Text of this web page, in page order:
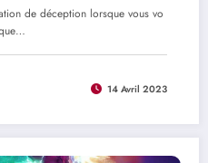
de déception lorsque vous vo
14 Avril 2023